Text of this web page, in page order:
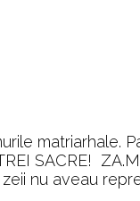
matriarhale.
SACRE!
nu aveau